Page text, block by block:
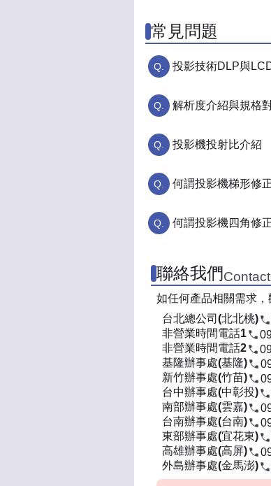
常見問題
投影技術DLP與
解析度介紹與規格
投影機投射比介紹
何謂投影機梯形修
何謂投影機四角修
聯絡我們
如任何產品相關需求
台北總公司(北北桃)
非營業時間電話1
非營業時間電話2
基隆辦事處(基隆)
新竹辦事處(竹苗)
台中辦事處(中彰投)
南部辦事處(雲嘉)
台南辦事處(台南)
東部辦事處(宜花東)
高雄辦事處(高屏)
外島辦事處(金馬澎)